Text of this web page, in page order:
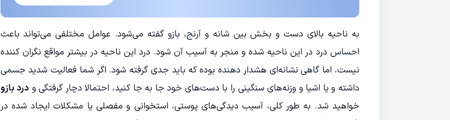
به ناحیه بالای دست و بخش بین شانه و آرنج، بازو گفته می‌شود. عوامل مختلفی می‌تواند باعث
احساس درد در این ناحیه شده و منجر به آسیب آن شود. درد این ناحیه در بیشتر مواقع نگران کننده
نیست، اما گاهی نشانه‌ای هشدار دهنده بوده که باید جدی گرفته شود. اگر شما فعالیت شدید جسمی
داشته و یا اشیا و وزنه‌های سنگینی را با دست‌های خود جا به جا کنید، احتمالا دچار گرفتگی و درد بازو
خواهید شد. به طور کلی، آسیب دیدگی‌های پوستی، استخوانی و مفصلی یا مشکلات ایجاد شده در